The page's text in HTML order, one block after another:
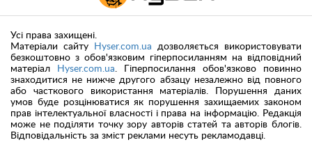
Усі права захищені.
Матеріали сайту
Hyser.com.ua дозволяється використовувати
безкоштовно з обов'язковим гіперпосиланням на відповідний
матеріал
Hyser.com.ua . Гіперпосилання обов'язково повинно
знаходитися не нижче другого абзацу незалежно від повного
або часткового використання матеріалів. Порушення даних
умов буде розцінюватися як порушення захищаемих законом
прав інтелектуальної власності і права на інформацію. Редакція
може не поділяти точку зору авторів статей та авторів блогів.
Відповідальність за зміст реклами несуть рекламодавці.